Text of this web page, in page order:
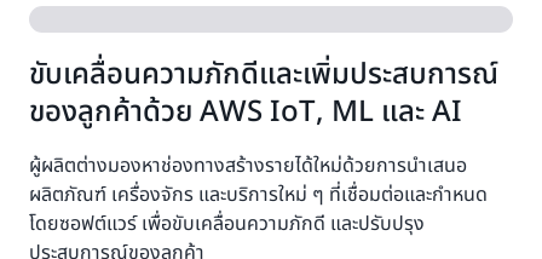
ขับเคลื่อนความภักดีและเพิ่มประสบการณ์
ของลูกค้าด้วย AWS IoT, ML และ AI
ผู้ผลิตต่างมองหาช่องทางสร้างรายได้ใหม่ด้วยการนำเสนอ
ผลิตภัณฑ์ เครื่องจักร และบริการใหม่ ๆ ที่เชื่อมต่อและกำหนด
โดยซอฟต์แวร์ เพื่อขับเคลื่อนความภักดี และปรับปรุง
ประสบการณ์ของลูกค้า